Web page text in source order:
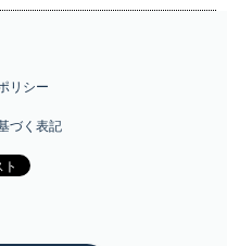
リシー
づく表記